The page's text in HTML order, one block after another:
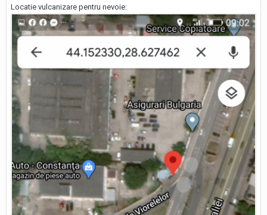
Locatie vulcanizare pentru nevoie: